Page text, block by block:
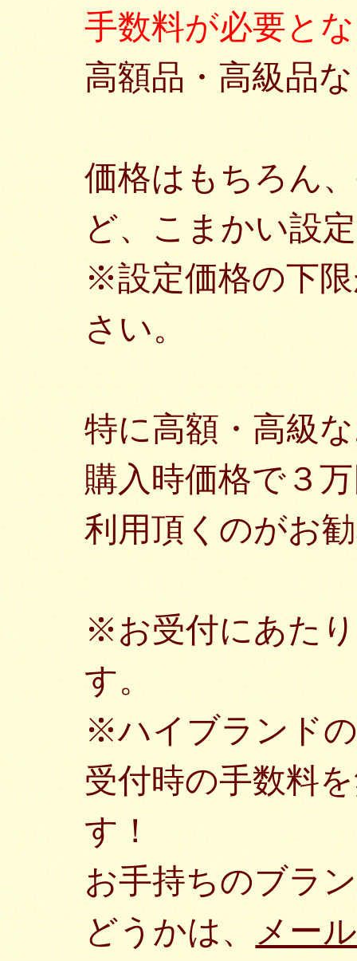
手数料が必要と
高額品・高級品
価格はもちろん
ど、こまかい設
※設定価格の下
さい。
特に高額・高級
購入時価格で３
利用頂くのがお
※お受付にあた
す。
※ハイブランド
受付時の手数料
す！
お手持ちのブラ
どうかは、メール